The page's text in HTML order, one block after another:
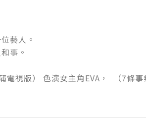
藝人。
事。
電視版） 色演女主角EVA，  （7條